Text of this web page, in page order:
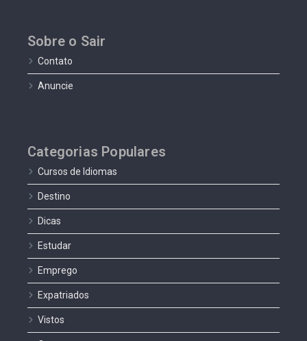
Sobre o Sair
Contato
Anuncie
Categorias Populares
Cursos de Idiomas
Destino
Dicas
Estudar
Emprego
Expatriados
Vistos